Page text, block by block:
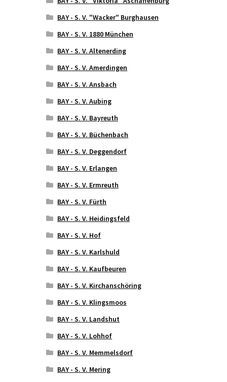
BAY - S. V. "Wacker" Burghausen
BAY - S. V. 1880 München
BAY - S. V. Altenerding
BAY - S. V. Amerdingen
BAY - S. V. Ansbach
BAY - S. V. Aubing
BAY - S. V. Bayreuth
BAY - S. V. Büchenbach
BAY - S. V. Deggendorf
BAY - S. V. Erlangen
BAY - S. V. Ermreuth
BAY - S. V. Fürth
BAY - S. V. Heidingsfeld
BAY - S. V. Hof
BAY - S. V. Karlshuld
BAY - S. V. Kaufbeuren
BAY - S. V. Kirchanschöring
BAY - S. V. Klingsmoos
BAY - S. V. Landshut
BAY - S. V. Lohhof
BAY - S. V. Memmelsdorf
BAY - S. V. Mering